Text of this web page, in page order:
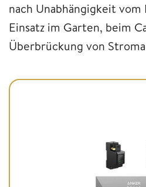
nach Unabhängigkeit
Einsatz im Garten, beim
Überbrückung von